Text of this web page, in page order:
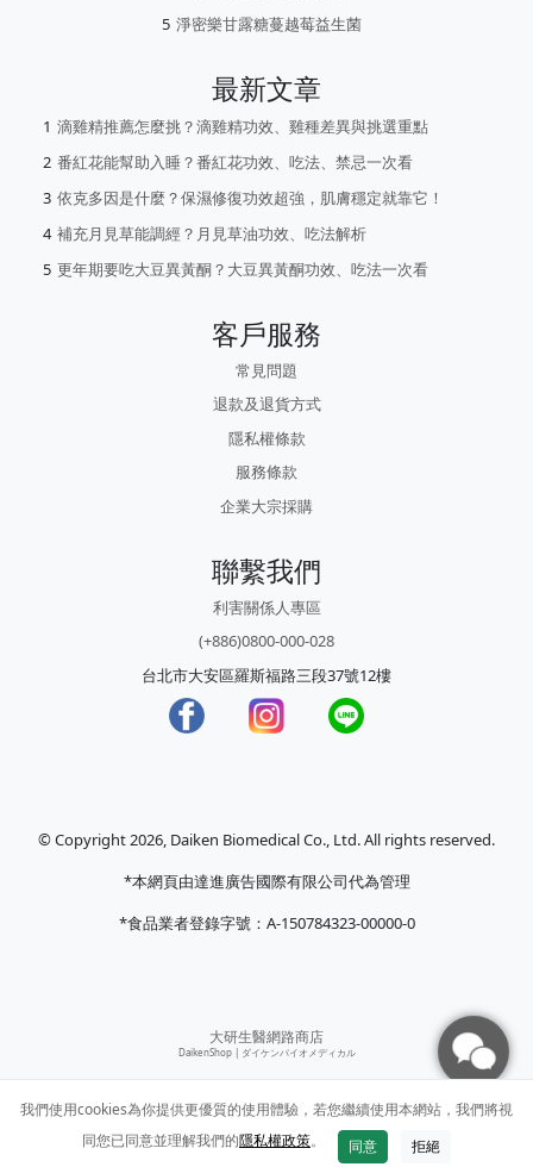
淨密樂甘露糖蔓越莓益生菌
最新文章
滴雞精推薦怎麼挑？滴雞精功效、雞種差異與挑選重點
番紅花能幫助入睡？番紅花功效、吃法、禁忌一次看
依克多因是什麼？保濕修復功效超強，肌膚穩定就靠它！
補充月見草能調經？月見草油功效、吃法解析
更年期要吃大豆異黃酮？大豆異黃酮功效、吃法一次看
客戶服務
常見問題
退款及退貨方式
隱私權條款
服務條款
企業大宗採購
聯繫我們
利害關係人專區
(+886)0800-000-028
台北市大安區羅斯福路三段37號12樓
© Copyright 2026, Daiken Biomedical Co., Ltd. All rights reserved.
*本網頁由達進廣告國際有限公司代為管理
*食品業者登錄字號：A-150784323-00000-0
大研生醫網路商店
DaikenShop | ダイケンバイオメディカル
我們使用cookies為你提供更優質的使用體驗，若您繼續使用本網站，我們將視
同您已同意並理解我們的隱私權政策。 同意 拒絕